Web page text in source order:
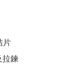
片
拉鍊